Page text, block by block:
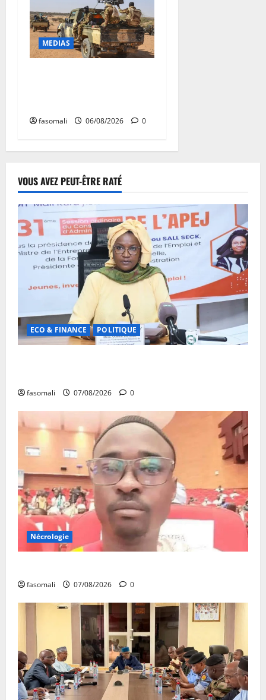
MEDIAS
fasomali 06/08/2026 0
VOUS AVEZ PEUT-ÊTRE RATÉ
ECO & FINANCE POLITIQUE
fasomali 07/08/2026 0
Nécrologie
fasomali 07/08/2026 0